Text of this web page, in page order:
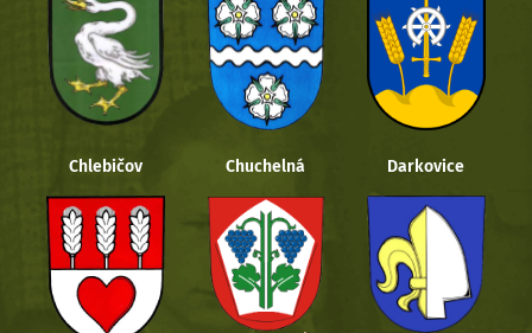
Chlebičov Chuchelná Darkovice